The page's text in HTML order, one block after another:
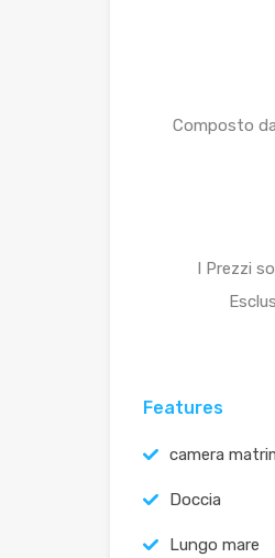
Composto
I Prezzi
Features
camera
Doccia
Lungo mare